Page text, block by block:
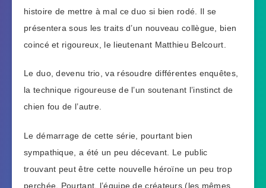
histoire de mettre à mal ce duo si bien rodé. Il se
présentera sous les traits d’un nouveau collègue, bien
coincé et rigoureux, le lieutenant Matthieu Belcourt.
Le duo, devenu trio, va résoudre différentes enquêtes,
la technique rigoureuse de l’un soutenant l’instinct de
chien fou de l’autre.
Le démarrage de cette série, pourtant bien
sympathique, a été un peu décevant. Le public
trouvant peut être cette nouvelle héroïne un peu trop
perchée. Pourtant, l’équipe de créateurs (les mêmes